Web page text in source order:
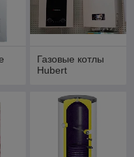
Газовые котлы
Hubert